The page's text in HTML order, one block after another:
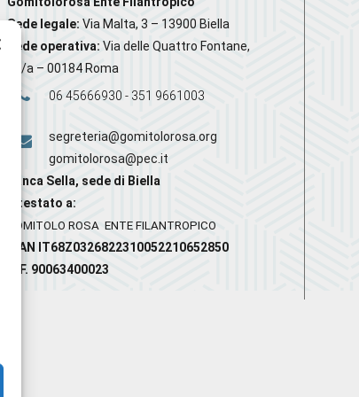
Sede legale: Via Malta, 3 – 13900 Biella
Sede operativa: Via delle Quattro Fontane,
20/a – 00184 Roma
06 45666930 - 351 9661003
segreteria@gomitolorosa.org
gomitolorosa@pec.it
Banca Sella, sede di Biella
Intestato a:
GOMITOLO ROSA ENTE FILANTROPICO
IBAN IT68Z0326822310052210652850
C.F. 90063400023